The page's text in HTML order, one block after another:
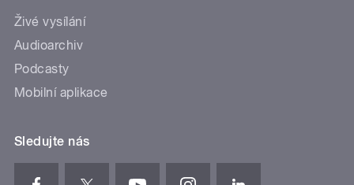
Živé vysílání
Audioarchiv
Podcasty
Mobilní aplikace
Sledujte nás